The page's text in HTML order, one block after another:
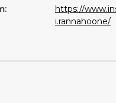
https://
i.rannahoone/